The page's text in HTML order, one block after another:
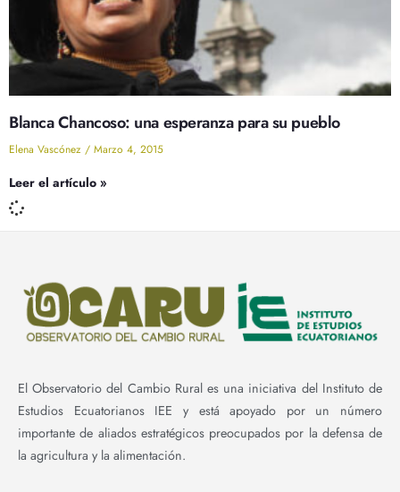
Blanca Chancoso: una esperanza para su pueblo
Elena Vascónez Marzo 4, 2015
Leer el artículo »
El Observatorio del Cambio Rural es una iniciativa del Instituto de
Estudios Ecuatorianos IEE y está apoyado por un número
importante de aliados estratégicos preocupados por la defensa de
la agricultura y la alimentación.